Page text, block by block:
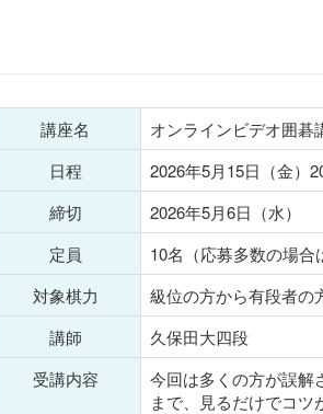
講座名
オンラインビデオ囲碁
日程
2026年5月15日（金）
締切
2026年5月6日（水）
定員
10名（応募多数の場合
対象棋力
級位の方から有段者
講師
久保田大四段
受講内容
今回は多くの方が誤解
まで、見るだけでコツ